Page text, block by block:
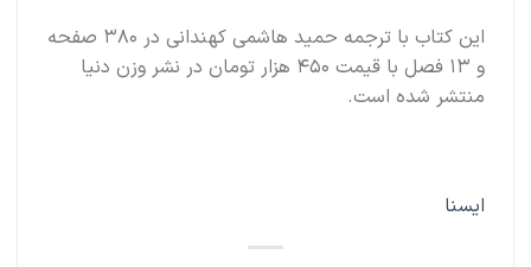
این کتاب با ترجمه حمید هاشمی کهندانی در ۳۸۰ صفحه
و ۱۳ فصل با قیمت ۴۵۰ هزار تومان در نشر وزن دنیا
منتشر شده است.
ایسنا